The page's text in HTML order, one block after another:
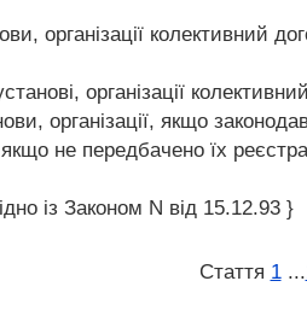
організації колективний
організації
організації, якщо
не передбачено їх
із Законом N від 15.12.93 }
Стаття 1 ...